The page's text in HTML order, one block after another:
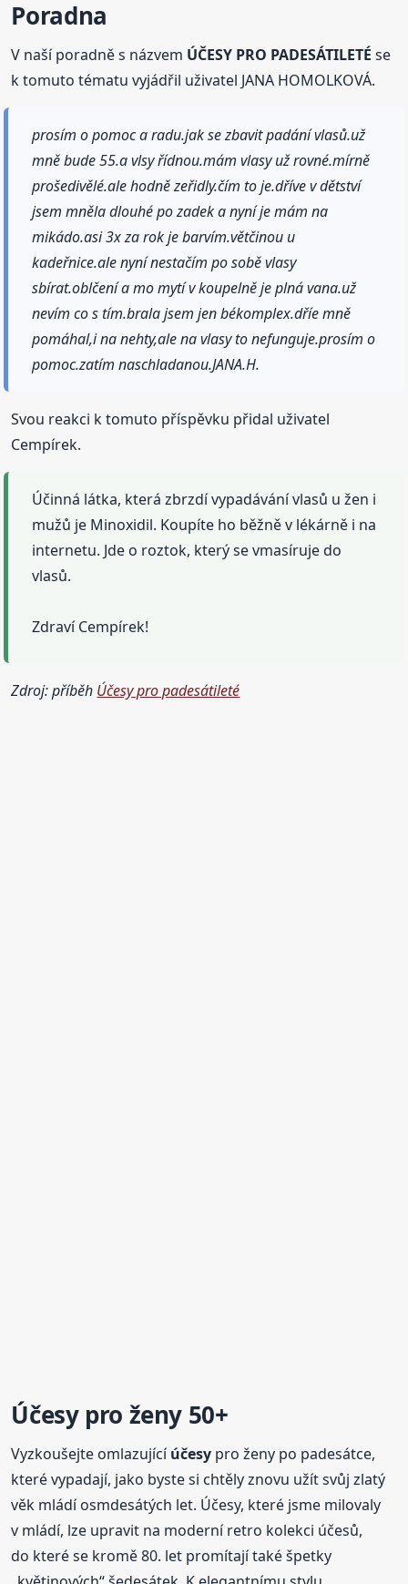
Poradna
V naší poradně s názvem ÚČESY PRO PADESÁTILETÉ se
k tomuto tématu vyjádřil uživatel JANA HOMOLKOVÁ.
prosím o pomoc a radu.jak se zbavit padání vlasů.už
mně bude 55.a vlsy řídnou.mám vlasy už rovné.mírně
prošedivělé.ale hodně zeřidly.čím to je.dříve v dětství
jsem mněla dlouhé po zadek a nyní je mám na
mikádo.asi 3x za rok je barvím.větčinou u
kadeřnice.ale nyní nestačím po sobě vlasy
sbírat.oblčení a mo mytí v koupelně je plná vana.už
nevím co s tím.brala jsem jen békomplex.dříe mně
pomáhal,i na nehty,ale na vlasy to nefunguje.prosím o
pomoc.zatím naschladanou.JANA.H.
Svou reakci k tomuto příspěvku přidal uživatel
Cempírek.
Účinná látka, která zbrzdí vypadávání vlasů u žen i
mužů je Minoxidil. Koupíte ho běžně v lékárně i na
internetu. Jde o roztok, který se vmasíruje do
vlasů.
Zdraví Cempírek!
Zdroj: příběh Účesy pro padesátileté
Účesy pro ženy 50+
Vyzkoušejte omlazujícíúčesy pro ženy po padesátce,
které vypadají, jako byste si chtěly znovu užít svůj zlatý
věk mládí osmdesátých let. Účesy, které jsme milovaly
v mládí, lze upravit na moderní retro kolekci účesů,
do které se kromě 80. let promítají také špetky